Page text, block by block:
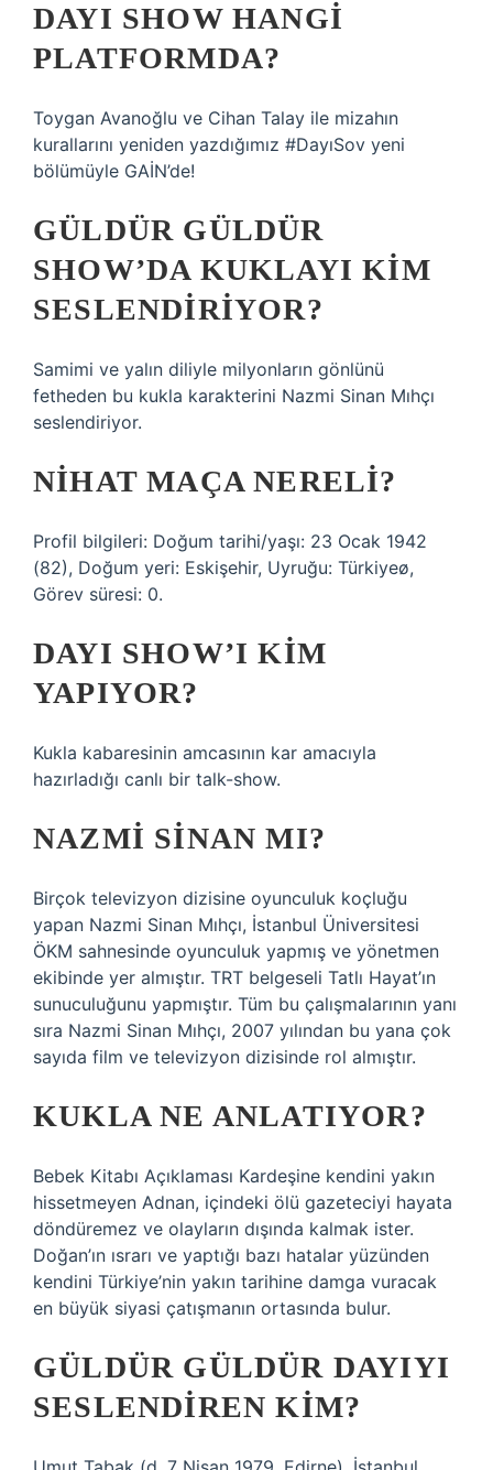
DAYI SHOW HANGI
PLATFORMDA?
Toygan Avanoğlu ve Cihan Talay ile mizahın
kurallarını yeniden yazdığımız #DayıSov yeni
bölümüyle GAİN’de!
GÜLDÜR GÜLDÜR
SHOW’DA KUKLAYI KIM
SESLENDIRIYOR?
Samimi ve yalın diliyle milyonların gönlünü
fetheden bu kukla karakterini Nazmi Sinan Mıhçı
seslendiriyor.
NIHAT MAÇA NERELI?
Profil bilgileri: Doğum tarihi/yaşı: 23 Ocak 1942
(82), Doğum yeri: Eskişehir, Uyruğu: Türkiyeø,
Görev süresi: 0.
DAYI SHOW’I KIM
YAPIYOR?
Kukla kabaresinin amcasının kar amacıyla
hazırladığı canlı bir talk-show.
NAZMI SINAN MI?
Birçok televizyon dizisine oyunculuk koçluğu
yapan Nazmi Sinan Mıhçı, İstanbul Üniversitesi
ÖKM sahnesinde oyunculuk yapmış ve yönetmen
ekibinde yer almıştır. TRT belgeseli Tatlı Hayat’ın
sunuculuğunu yapmıştır. Tüm bu çalışmalarının yanı
sıra Nazmi Sinan Mıhçı, 2007 yılından bu yana çok
sayıda film ve televizyon dizisinde rol almıştır.
KUKLA NE ANLATIYOR?
Bebek Kitabı Açıklaması Kardeşine kendini yakın
hissetmeyen Adnan, içindeki ölü gazeteciyi hayata
döndüremez ve olayların dışında kalmak ister.
Doğan’ın ısrarı ve yaptığı bazı hatalar yüzünden
kendini Türkiye’nin yakın tarihine damga vuracak
en büyük siyasi çatışmanın ortasında bulur.
GÜLDÜR GÜLDÜR DAYIYI
SESLENDIREN KIM?